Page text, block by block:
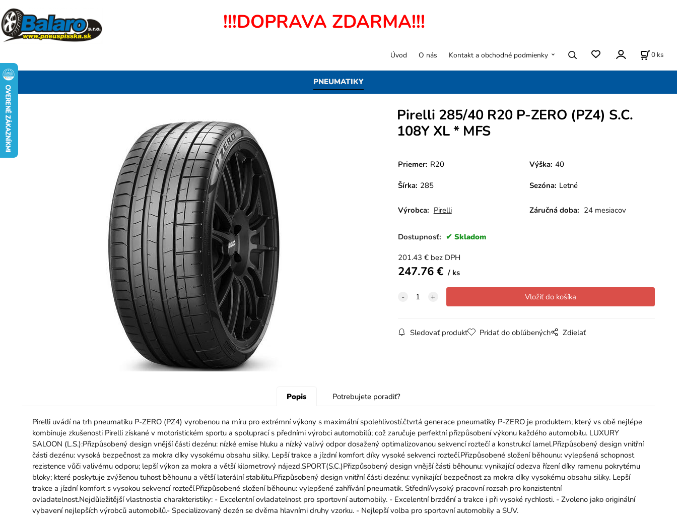
!!!DOPRAVA ZDARMA!!!
PNEUMATIKY
Úvod O nás Kontakt a obchodné podmienky 0 ks
Pirelli 285/40 R20 P-ZERO (PZ4) S.C.
108Y XL * MFS
Priemer: R20 Výška: 40
Šírka: 285 Sezóna: Letné
Výrobca: Pirelli Záručná doba: 24 mesiacov
Dostupnosť: Skladom
201.43 € bez DPH
247.76€ ks
Sledovať produkt Pridať do obľúbených Zdielať
Popis Potrebujete poradiť?
Pirelli uvádí na trh pneumatiku P-ZERO (PZ4) vyrobenou na míru pro extrémní výkony s maximální spolehlivostí.čtvrtá generace pneumatiky P-ZERO je produktem; který vs obě nejlépe
kombinuje zkušenosti Pirelli získané v motoristickém sportu a spoluprací s předními výrobci automobilů; což zaručuje perfektní přizpůsobení výkonu každého automobilu. LUXURY
SALOON (L.S.):Přizpůsobený design vnější části dezénu: nízké emise hluku a nízký valivý odpor dosažený optimalizovanou sekvencí roztečí a konstrukcí lamel.Přizpůsobený design vnitřní
části dezénu: vysoká bezpečnost za mokra díky vysokému obsahu siliky. Lepší trakce a jízdní komfort díky vysoké sekvenci roztečí.Přizpůsobené složení běhounu: vylepšená schopnost
rezistence vůči valivému odporu; lepší výkon za mokra a větší kilometrový nájezd.SPORT(S.C.)Přizpůsobený design vnější části běhounu: vynikající odezva řízení díky ramenu pokrytému
bloky; které poskytuje zvýšenou tuhost běhounu a větší laterální stabilitu.Přizpůsobený design vnitřní části dezénu: vynikající bezpečnost za mokra díky vysokému obsahu siliky. Lepší
trakce a jízdní komfort s vysokou sekvencí roztečí.Přizpůsobené složení běhounu: vylepšené zahřívání pneumatik. Střední/vysoký pracovní rozsah pro konzistentní
ovladatelnost.Nejdůležitější vlastnostia charakteristiky: - Excelentní ovladatelnost pro sportovní automobily. - Excelentní brzdění a trakce i při vysoké rychlosti. - Zvoleno jako originální
vybavení nejlepších výrobců automobilů.- Specializovaný dezén se dvěma hlavními druhy vzorku. - Nejlepší volba pro sportovní automobily a SUV.